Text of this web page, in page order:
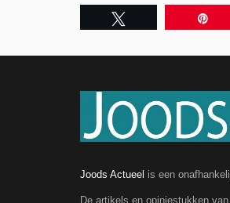
Joods Actueel is een
De artikels en opiniestukken